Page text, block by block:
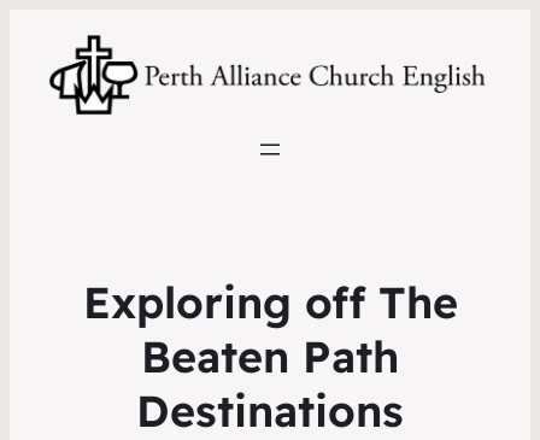
Exploring off The
Beaten Path
Destinations